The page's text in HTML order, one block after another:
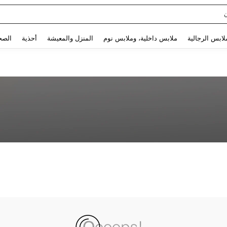
الرجالية ملابس داخلية، وملابس نوم المنزل والمعيشة أحذية